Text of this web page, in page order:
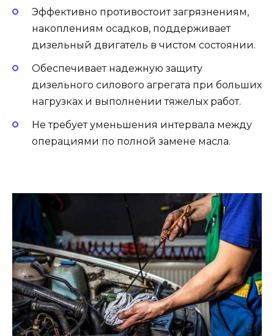
Эффективно противостоит загрязнениям,
накоплениям осадков, поддерживает
дизельный двигатель в чистом состоянии.
Обеспечивает надежную защиту
дизельного силового агрегата при больших
нагрузках и выполнении тяжелых работ.
Не требует уменьшения интервала между
операциями по полной замене масла.